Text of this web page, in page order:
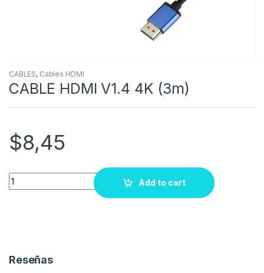
CABLES, Cables HDMI
CABLE HDMI V1.4 4K (3m)
$8,45
Quantity
Add to cart
Reseñas